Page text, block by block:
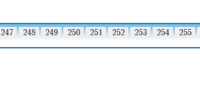
247 248 249 250 251 252 253 254 255